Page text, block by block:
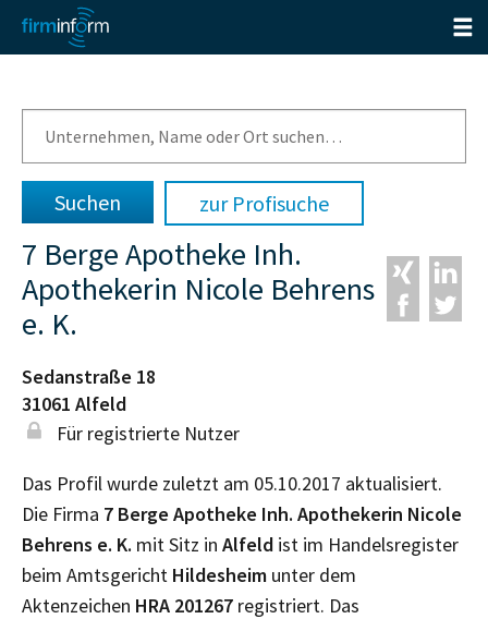
zur Profisuche
7 Berge Apotheke Inh.
Apothekerin Nicole Behrens
e. K.
Sedanstraße 18
31061 Alfeld
Für registrierte Nutzer
Das Profil wurde zuletzt am 05.10.2017 aktualisiert.
Die Firma 7 Berge Apotheke Inh. Apothekerin Nicole
Behrens e. K. mit Sitz in Alfeld ist im Handelsregister
beim Amtsgericht Hildesheim unter dem
Aktenzeichen HRA 201267 registriert. Das